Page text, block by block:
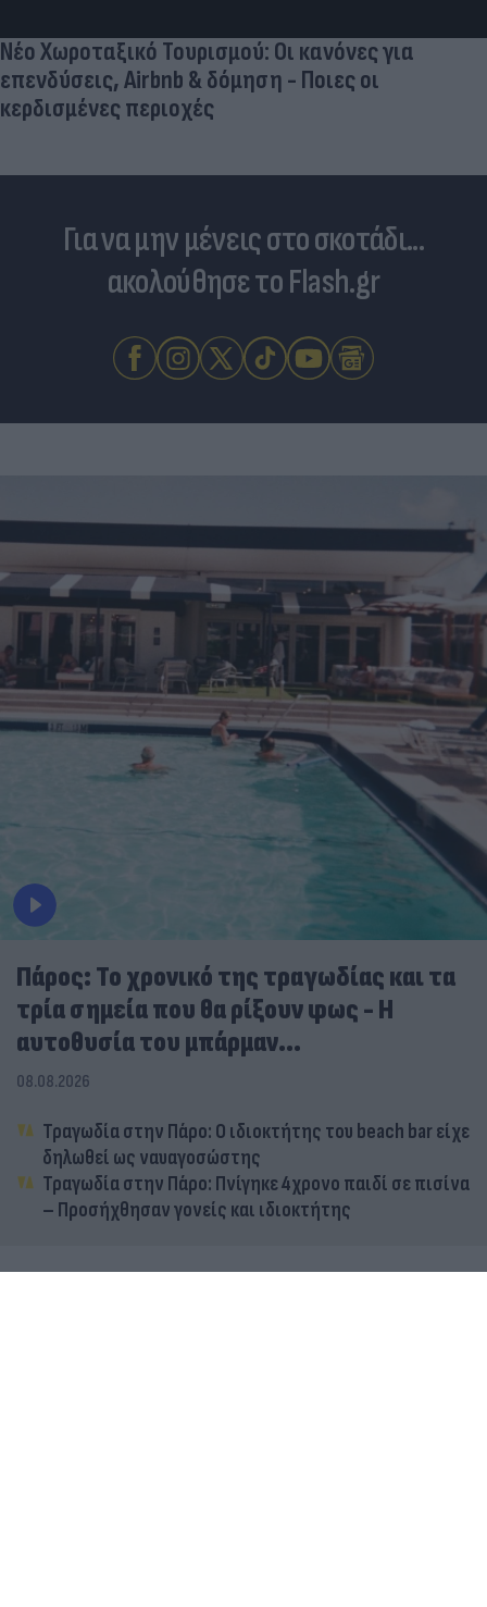
Νέο Χωροταξικό Τουρισμού: Οι κανόνες για
επενδύσεις, Airbnb & δόμηση - Ποιες οι
κερδισμένες περιοχές
Για να μην μένεις στο σκοτάδι...
ακολούθησε το Flash.gr
Πάρος: Το χρονικό της τραγωδίας και τα
τρία σημεία που θα ρίξουν φως - Η
αυτοθυσία του μπάρμαν...
08.08.2026
Τραγωδία στην Πάρο: Ο ιδιοκτήτης του beach bar είχε
δηλωθεί ως ναυαγοσώστης
Τραγωδία στην Πάρο: Πνίγηκε 4χρονο παιδί σε πισίνα
– Προσήχθησαν γονείς και ιδιοκτήτης